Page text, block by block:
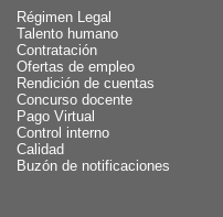
Régimen Legal
Talento humano
Contratación
Ofertas de empleo
Rendición de cuentas
Concurso docente
Pago Virtual
Control interno
Calidad
Buzón de notificaciones